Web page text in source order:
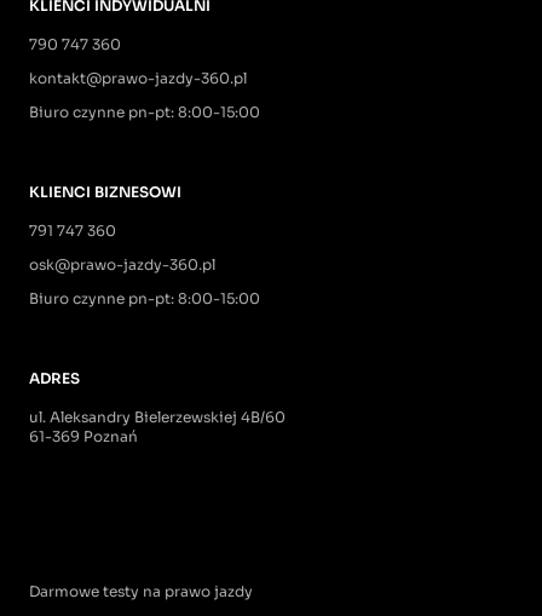
KLIENCI INDYWIDUALNI
790 747 360
kontakt@prawo-jazdy-360.pl
Biuro czynne pn-pt: 8:00-15:00
KLIENCI BIZNESOWI
791 747 360
osk@prawo-jazdy-360.pl
Biuro czynne pn-pt: 8:00-15:00
ADRES
ul. Aleksandry Bielerzewskiej 4B/60
61-369 Poznań
Darmowe testy na prawo jazdy